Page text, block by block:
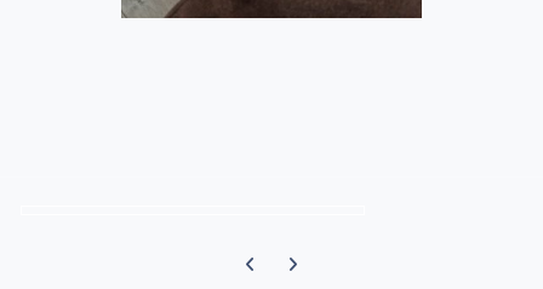
Previous carousel slide
Next carousel slide